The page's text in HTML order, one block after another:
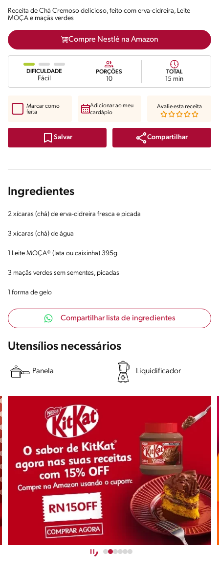
Receita de Chá Cremoso delicioso, feito com erva-cidreira, Leite
MOÇA e maçãs verdes
Compre Nestlé na Amazon
DIFICULDADE
Fácil
PORÇÕES
10
TOTAL
15 min
Salvar Compartilhar
Marcar como
feita
Adicionar ao meu
cardápio
Avalie esta receita
Ingredientes
2 xícaras (chá) de erva-cidreira fresca e picada
3 xícaras (chá) de água
1 Leite MOÇA® (lata ou caixinha) 395g
3 maçãs verdes sem sementes, picadas
1 forma de gelo
Compartilhar lista de ingredientes
Utensílios necessários
Panela Liquidificador